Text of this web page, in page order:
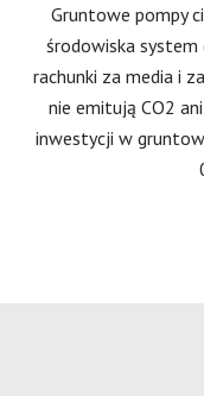
Gruntowe pompy
środowiska
rachunki za media i
nie emitują CO2
inwestycji w